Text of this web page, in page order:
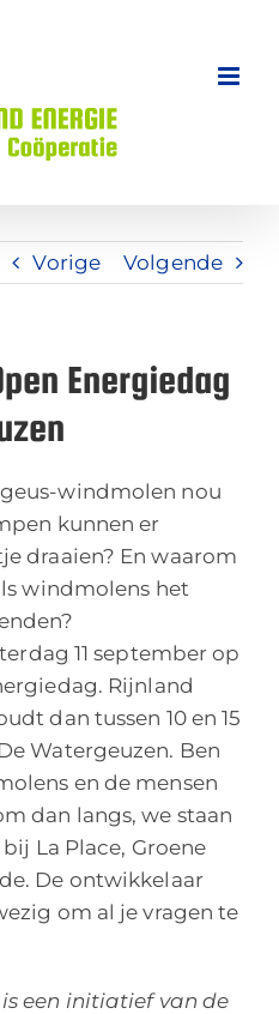
Vorige Volgende
Energiedag
windmolen nou
kunnen er
draaien? En waarom
windmolens het
11 september op
Rijnland
dan tussen 10 en 15
Watergeuzen. Ben
en de mensen
dan langs, we staan
La Place, Groene
De ontwikkelaar
om al je vragen te
een initiatief van de